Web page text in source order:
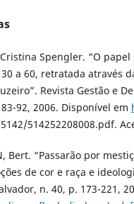
Cristina Spengler. “O
a 60, retratada através
Revista Gestão e
92, 2006. Disponível em
514252208008.pdf.
Bert. “Passarão por
de cor e raça e
n. 40, p. 173-221,